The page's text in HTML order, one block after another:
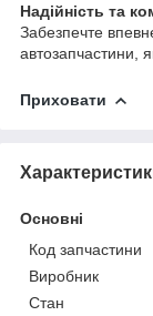
Надійність та
Забезпечте
автозапчастини,
Приховати
Основні
Код запчастини
Виробник
Стан